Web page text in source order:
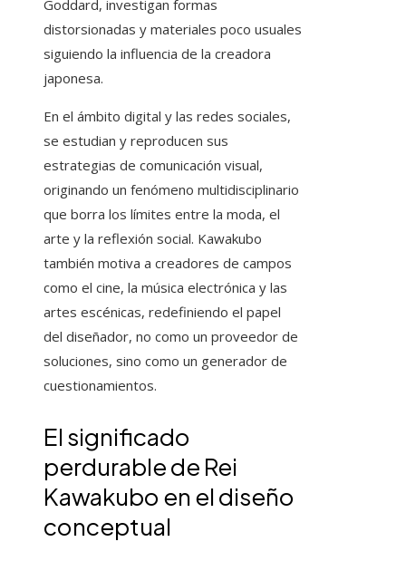
Goddard, investigan formas
distorsionadas y materiales poco usuales
siguiendo la influencia de la creadora
japonesa.
En el ámbito digital y las redes sociales,
se estudian y reproducen sus
estrategias de comunicación visual,
originando un fenómeno multidisciplinario
que borra los límites entre la moda, el
arte y la reflexión social. Kawakubo
también motiva a creadores de campos
como el cine, la música electrónica y las
artes escénicas, redefiniendo el papel
del diseñador, no como un proveedor de
soluciones, sino como un generador de
cuestionamientos.
El significado
perdurable de Rei
Kawakubo en el diseño
conceptual